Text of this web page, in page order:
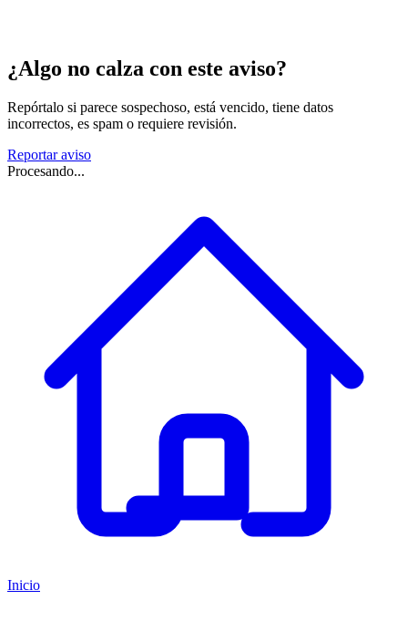
¿Algo no calza con este aviso?
Repórtalo si parece sospechoso, está vencido, tiene datos
incorrectos, es spam o requiere revisión.
Reportar aviso
Procesando...
Inicio